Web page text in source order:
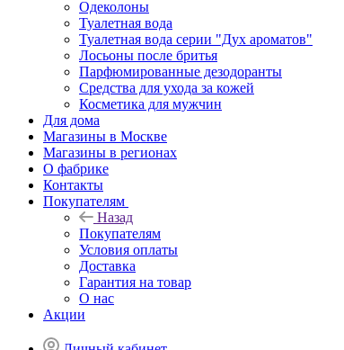
Одеколоны
Туалетная вода
Туалетная вода серии "Дух ароматов"
Лосьоны после бритья
Парфюмированные дезодоранты
Средства для ухода за кожей
Косметика для мужчин
Для дома
Магазины в Москве
Магазины в регионах
О фабрике
Контакты
Покупателям
Назад
Покупателям
Условия оплаты
Доставка
Гарантия на товар
О нас
Акции